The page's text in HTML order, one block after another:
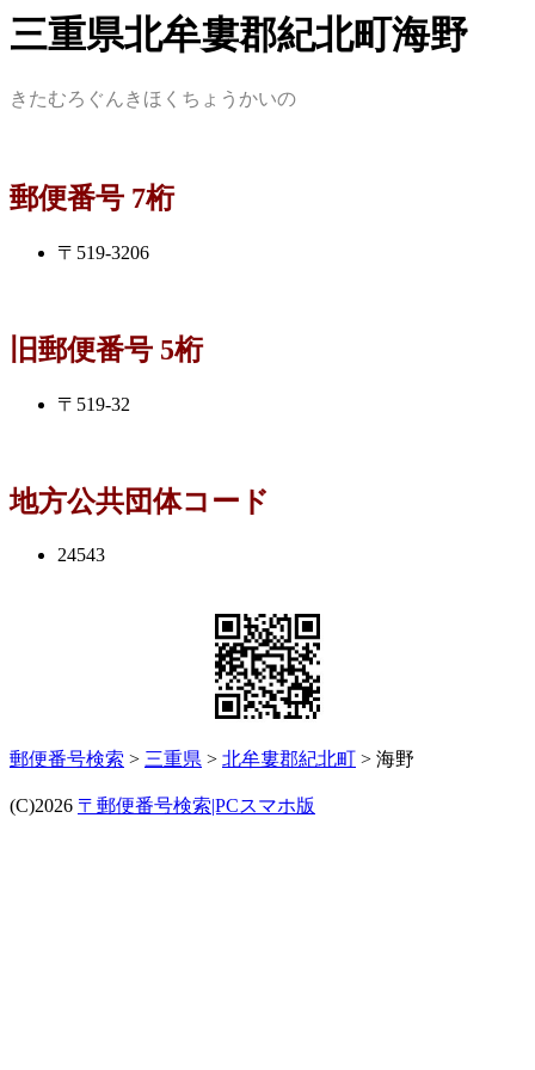
三重県北牟婁郡紀北町海野
きたむろぐんきほくちょうかいの
郵便番号 7桁
〒519-3206
旧郵便番号 5桁
〒519-32
地方公共団体コード
24543
郵便番号検索 > 三重県 > 北牟婁郡紀北町 > 海野
(C)2026 〒郵便番号検索|PCスマホ版